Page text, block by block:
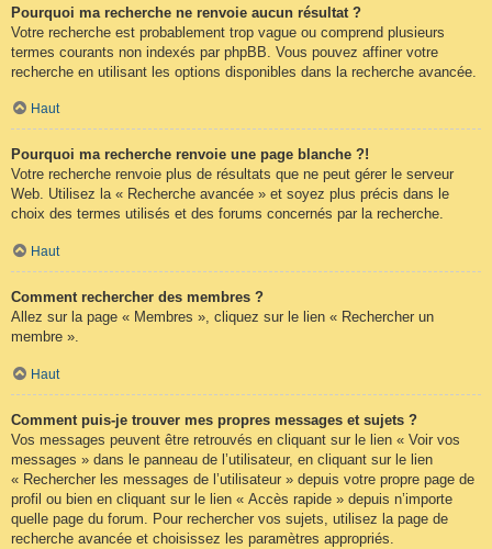
Pourquoi ma recherche ne renvoie aucun résultat ?
Votre recherche est probablement trop vague ou comprend plusieurs
termes courants non indexés par phpBB. Vous pouvez affiner votre
recherche en utilisant les options disponibles dans la recherche avancée.
Haut
Pourquoi ma recherche renvoie une page blanche ?!
Votre recherche renvoie plus de résultats que ne peut gérer le serveur
Web. Utilisez la « Recherche avancée » et soyez plus précis dans le
choix des termes utilisés et des forums concernés par la recherche.
Haut
Comment rechercher des membres ?
Allez sur la page « Membres », cliquez sur le lien « Rechercher un
membre ».
Haut
Comment puis-je trouver mes propres messages et sujets ?
Vos messages peuvent être retrouvés en cliquant sur le lien « Voir vos
messages » dans le panneau de l’utilisateur, en cliquant sur le lien
« Rechercher les messages de l’utilisateur » depuis votre propre page de
profil ou bien en cliquant sur le lien « Accès rapide » depuis n’importe
quelle page du forum. Pour rechercher vos sujets, utilisez la page de
recherche avancée et choisissez les paramètres appropriés.